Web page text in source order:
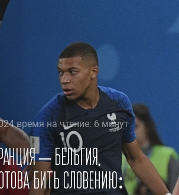
время на чтение: 6 минут
– Бельгия,
бить Словению: